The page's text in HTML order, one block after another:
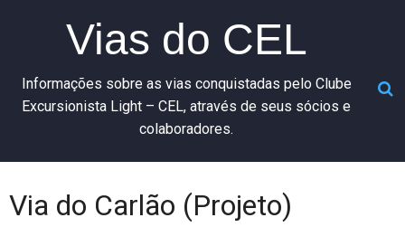
Vias do CEL
Informações sobre as vias conquistadas pelo Clube
Excursionista Light – CEL, através de seus sócios e
colaboradores.
Via do Carlão (Projeto)